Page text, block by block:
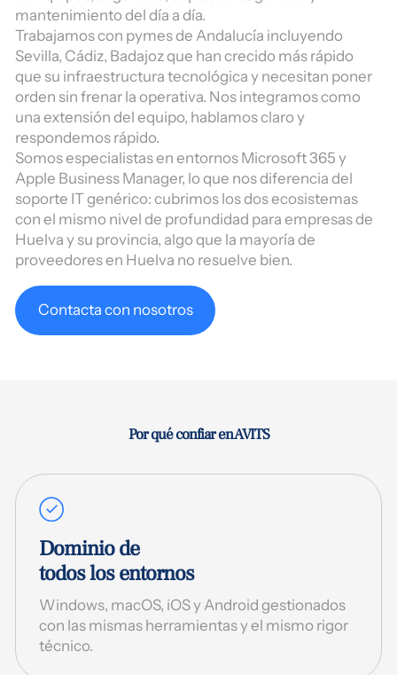
mantenimiento del día a día.
Trabajamos con pymes de Andalucía incluyendo
Sevilla, Cádiz, Badajoz que han crecido más rápido
que su infraestructura tecnológica y necesitan poner
orden sin frenar la operativa. Nos integramos como
una extensión del equipo, hablamos claro y
respondemos rápido.
Somos especialistas en entornos Microsoft 365 y
Apple Business Manager, lo que nos diferencia del
soporte IT genérico: cubrimos los dos ecosistemas
con el mismo nivel de profundidad para empresas de
Huelva y su provincia, algo que la mayoría de
proveedores en Huelva no resuelve bien.
Contacta con nosotros
Por qué confiar en AVITS
Dominio de
todos los entornos
Windows, macOS, iOS y Android gestionados
con las mismas herramientas y el mismo rigor
técnico.